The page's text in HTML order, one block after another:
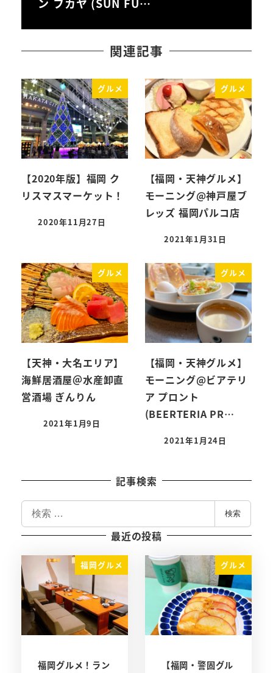
関連記事
グルメ
【2020年版】福岡 ク
リスマスマーケット！
投稿日
2020年11月27日
グルメ
【福岡・天神グルメ】
モーニング@神戸屋ブ
レッズ 福岡パルコ店
投稿日
2021年1月31日
グルメ
【天神・大名エリア】
海鮮居酒屋＠水産卸直
営酒場 ぎんりん
投稿日
2021年1月9日
グルメ
【福岡・天神グルメ】
モーニング@ビアテリ
ア プロント
(BEERTERIA PR…
投稿日
2021年1月24日
記事検索
検
索
検索
最近の投稿
福岡グルメ
福岡グルメ！ラン
グルメ
【福岡・警固グル